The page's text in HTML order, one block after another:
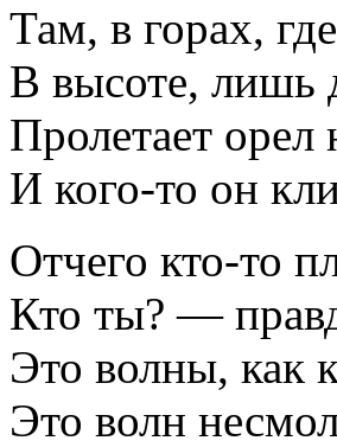
Там, в горах,
В высоте, лишь
Пролетает
И кого-то он
Отчего кто-то
Кто ты? —
Это волны, как
Это волн